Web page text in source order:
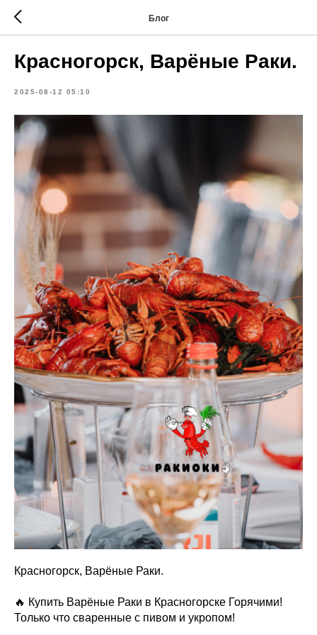
Блог
Красногорск, Варёные Раки.
2025-08-12 05:10
Красногорск, Варёные Раки.
🔥 Купить Варёные Раки в Красногорске Горячими!
Только что сваренные с пивом и укропом!